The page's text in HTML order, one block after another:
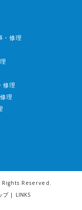
・修理
修理
理
Reserved.
プ| LINKS